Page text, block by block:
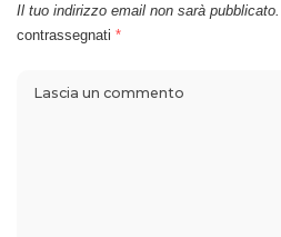
Il tuo indirizzo email non sarà pubblicato.
contrassegnati *